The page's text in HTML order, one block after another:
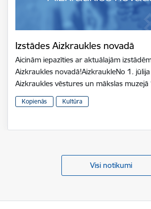
Izstādes Aizkraukles novadā
Aicinām iepazīties ar aktuālajām
Aizkraukles novadā!AizkraukleNo 1. jūlija
Aizkraukles vēstures un mākslas
Kopienās Kultūra
Visi notikumi